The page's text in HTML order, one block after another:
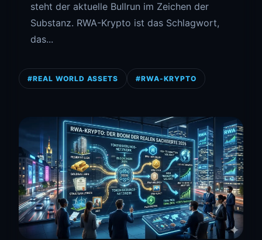
steht der aktuelle Bullrun im Zeichen der
Substanz. RWA-Krypto ist das Schlagwort,
das...
#REAL WORLD ASSETS #RWA-KRYPTO